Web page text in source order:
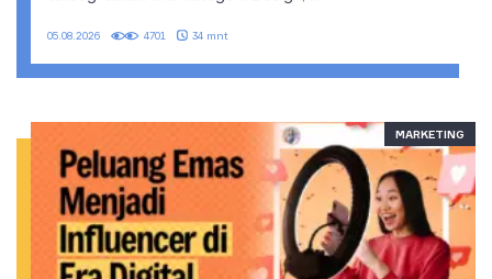
05.08.2026 4701 34 mnt
MARKETING